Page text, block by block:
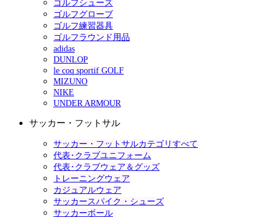
ゴルフシューズ
ゴルフグローブ
ゴルフ練習器具
ゴルフラウンド用品
adidas
DUNLOP
le coq sportif GOLF
MIZUNO
NIKE
UNDER ARMOUR
サッカー・フットサル
サッカー・フットサルカテゴリすべて
代表･クラブユニフォーム
代表･クラブウェア＆グッズ
トレーニングウェア
カジュアルウェア
サッカースパイク・シューズ
サッカーボール